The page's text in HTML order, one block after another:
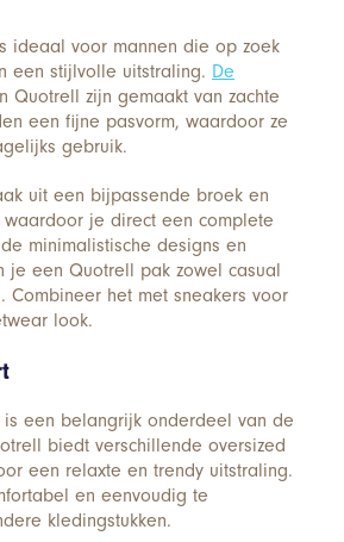
ideaal voor mannen die op zoek
een stijlvolle uitstraling. De
Quotrell zijn gemaakt van zachte
een fijne pasvorm, waardoor ze
gebruik.
uit een bijpassende broek en
je direct een complete
minimalistische designs en
je een Quotrell pak zowel casual
Combineer het met sneakers voor
look.
is een belangrijk onderdeel van de
biedt verschillende oversized
een relaxte en trendy uitstraling.
en eenvoudig te
kledingstukken.